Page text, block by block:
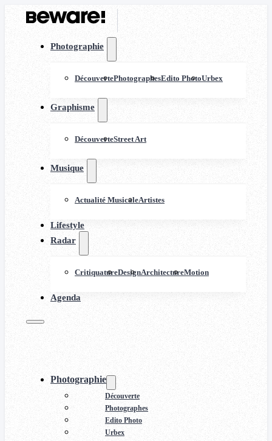
Photographie
DécouvertePhotographesEdito PhotoUrbex
Graphisme
DécouverteStreet Art
Musique
Actualité MusicaleArtistes
Lifestyle
Radar
CritiquatureDesignArchitectureMotion
Agenda
Photographie
Découverte
Photographes
Edito Photo
Urbex